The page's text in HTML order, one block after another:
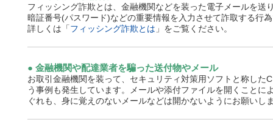
フィッシング詐欺とは、金融機関などを装った電子メールを
暗証番号(パスワード)などの重要情報を入力させて詐取する行
詳しくは「フィッシング詐欺とは 」をご覧ください。
金融機関や配達業者を騙った送付物やメール
お取引金融機関を装って、セキュリティ対策用ソフトと称し
う事例も発生しています。メールや添付ファイルを開くこと
ぐれも、身に覚えのないメールなどは開かないようにお願いし